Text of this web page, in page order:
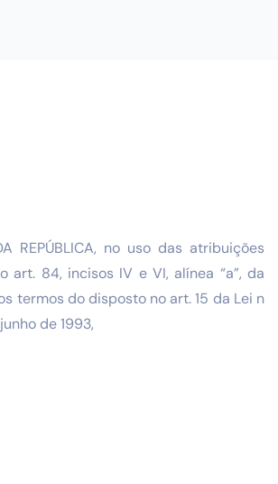
REPÚBLICA, no uso das atribuições
art. 84, incisos IV e VI, alínea “a”, da
termos do disposto no art. 15 da Lei n
de 1993,